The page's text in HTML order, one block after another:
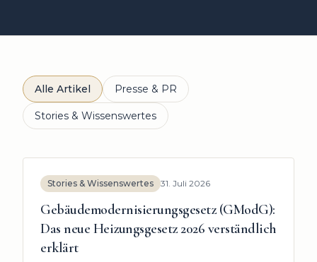
Alle Artikel Presse & PR
Stories & Wissenswertes
Stories & Wissenswertes 31. Juli 2026
Gebäudemodernisierungsgesetz (GModG):
Das neue Heizungsgesetz 2026 verständlich
erklärt